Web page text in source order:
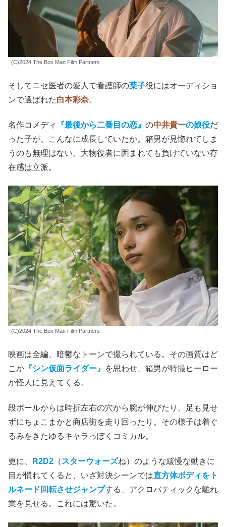
(C)2024 The Box Man Film Partners
そしてニセ医者の愛人で看護師の葉子役にはオーディショ
ンで選ばれた白本彩奈。
名作コメディ 『最後から二番目の恋』 の中井貴一の娘役だ
った子が、こんなに成長していたか。箱男が見惚れてしま
うのも無理はない。大物役者に囲まれても負けていない存
在感は立派。
(C)2024 The Box Man Film Partners
映画は全編、暗鬱なトーンで撮られている。その画質はど
こか 『シン仮面ライダー』
を思わせ、箱男が特撮ヒーロー
か怪人に見えてくる。
段ボールからは時折左右の穴から腕が伸びたり、足も見せ
ずにちょこまかと商店街を走り回ったり。その様子は着ぐ
るみをきたゆるキャラっぽくコミカル。
更に、 R2D2 （ スターウォーズね）のような緩慢な動きに
目が慣れてくると、いざ対決シーンでは直方体ボディをト
ルネード回転させジャンプする、アクロバティックな離れ
業を見せる。これには驚いた。